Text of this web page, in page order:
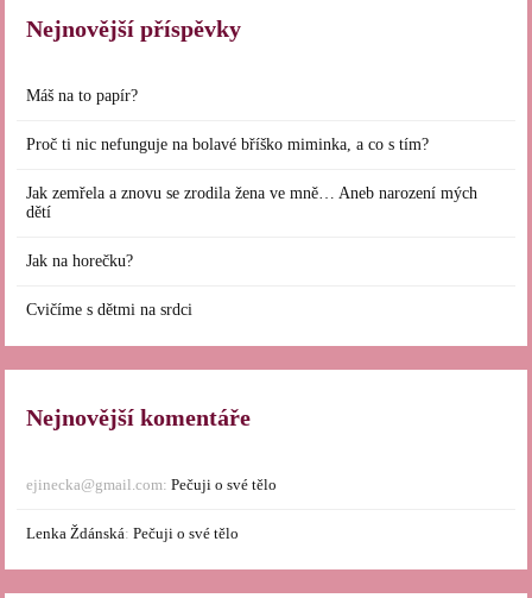
Nejnovější příspěvky
Máš na to papír?
Proč ti nic nefunguje na bolavé bříško miminka, a co s tím?
Jak zemřela a znovu se zrodila žena ve mně… Aneb narození mých
dětí
Jak na horečku?
Cvičíme s dětmi na srdci
Nejnovější komentáře
ejinecka@gmail.com:Pečuji o své tělo
Lenka Ždánská:Pečuji o své tělo